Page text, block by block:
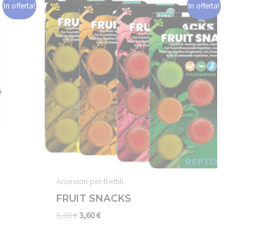
In offerta! In offerta!
Accessori per Rettili
FRUIT SNACKS
5,00€3,60€